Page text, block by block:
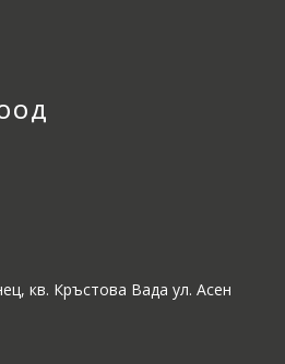
кв. Кръстова Вада ул. Асен